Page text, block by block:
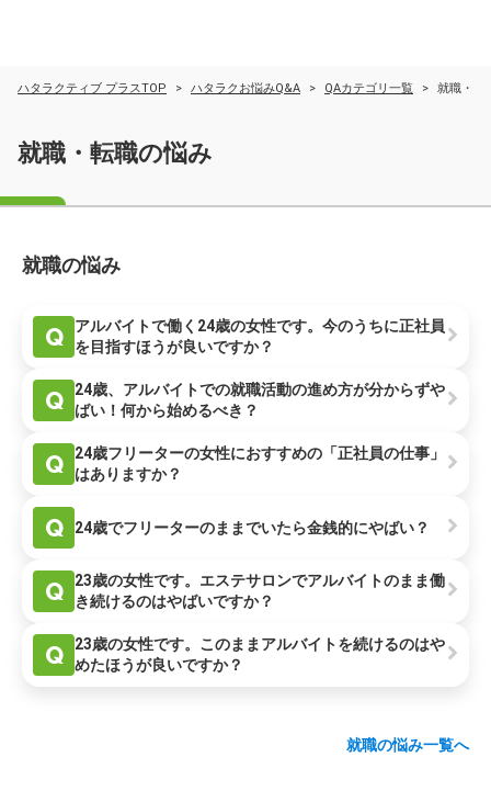
ハタラクティブ プラスTOP ハタラクお悩みQ&A QAカテゴリ一覧 就職・転
就職・転職の悩み
就職の悩み
Q
アルバイトで働く24歳の女性です。今のうちに正社員
を目指すほうが良いですか？
Q
24歳、アルバイトでの就職活動の進め方が分からずや
ばい！何から始めるべき？
Q
24歳フリーターの女性におすすめの「正社員の仕事」
はありますか？
Q 24歳でフリーターのままでいたら金銭的にやばい？
Q
23歳の女性です。エステサロンでアルバイトのまま働
き続けるのはやばいですか？
Q
23歳の女性です。このままアルバイトを続けるのはや
めたほうが良いですか？
就職の悩み一覧へ